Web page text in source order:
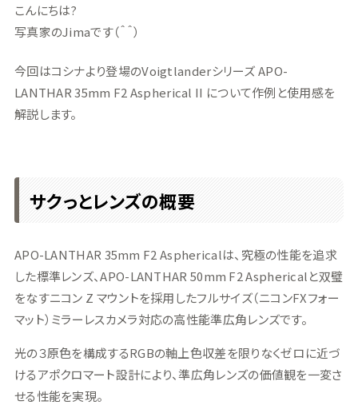
こんにちは?
写真家のJimaです（＾＾）
今回はコシナより登場のVoigtlanderシリーズ APO-
LANTHAR 35mm F2 Aspherical II について作例と使用感を
解説します。
サクっとレンズの概要
APO-LANTHAR 35mm F2 Asphericalは、究極の性能を追求
した標準レンズ、APO-LANTHAR 50mm F2 Asphericalと双璧
をなすニコン Z マウントを採用したフルサイズ（ニコンFXフォー
マット）ミラーレスカメラ対応の高性能準広角レンズです。
光の３原色を構成するRGBの軸上色収差を限りなくゼロに近づ
けるアポクロマート設計により、準広角レンズの価値観を一変さ
せる性能を実現。